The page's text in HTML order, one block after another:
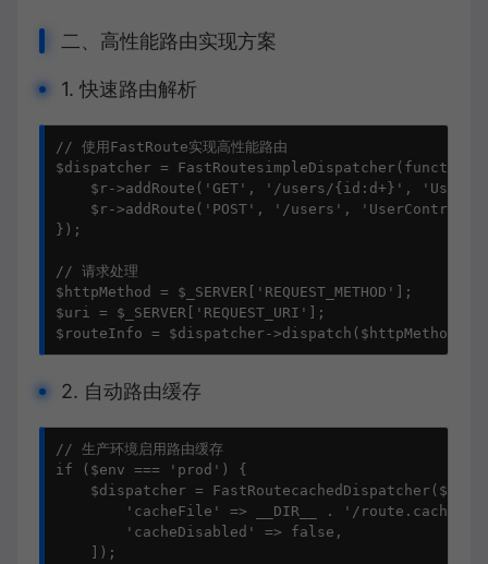
二、高性能路由实现方案
1. 快速路由解析
// 使用FastRoute实现高性能路由
$dispatcher =
$r->addRoute('GET', '/users/{id:d+}',
$r->addRoute('POST', '/users',
});
// 请求处理
$httpMethod = $_SERVER['REQUEST_METHOD'];
$uri = $_SERVER['REQUEST_URI'];
$routeInfo = $dispatcher->dispatch($httpMethod,
2. 自动路由缓存
// 生产环境启用路由缓存
if ($env === 'prod') {
$dispatcher =
        'cacheFile' => __DIR__ . '/route.cache',
        'cacheDisabled' => false,
    ]);